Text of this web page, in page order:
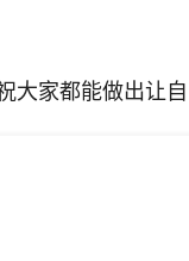
大家都能做出让自